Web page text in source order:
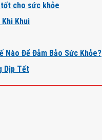
cho sức khỏe
Khi Khui
Nào Để Đảm Bảo Sức Khỏe?
Dịp Tết